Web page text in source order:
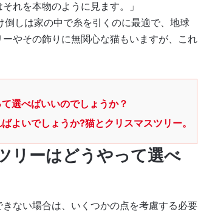
れを本物のように見ます。」
しは家の中で糸を引くのに最適で、地球
やその飾りに無関心な猫もいますが、これ
選べばいいのでしょうか？
よいでしょうか?猫とクリスマスツリー。
リーはどうやって選べ
ない場合は、いくつかの点を考慮する必要